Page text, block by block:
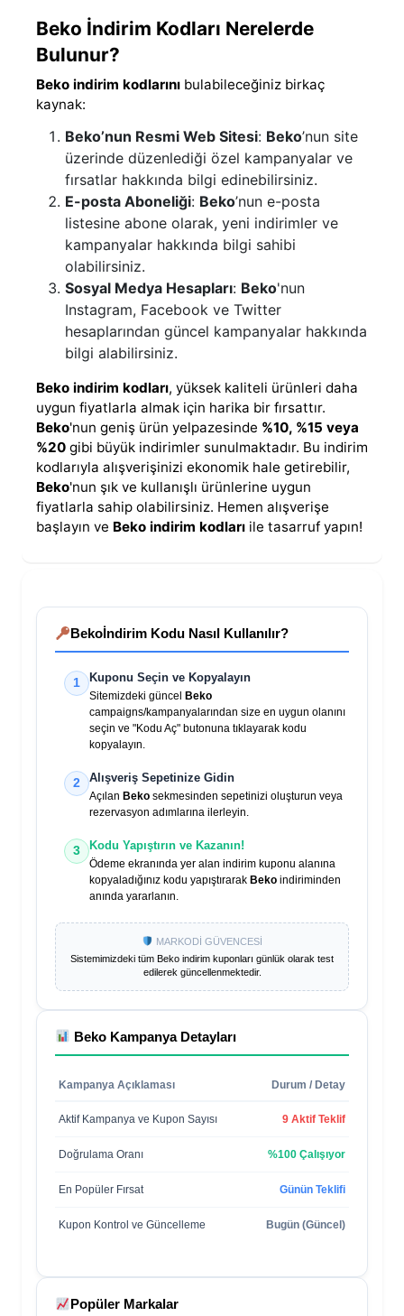
Beko İndirim Kodları Nerelerde
Bulunur?
Beko indirim kodlarını bulabileceğiniz birkaç
kaynak:
Beko’nun Resmi Web Sitesi: Beko’nun site
üzerinde düzenlediği özel kampanyalar ve
fırsatlar hakkında bilgi edinebilirsiniz.
E-posta Aboneliği: Beko’nun e-posta
listesine abone olarak, yeni indirimler ve
kampanyalar hakkında bilgi sahibi
olabilirsiniz.
Sosyal Medya Hesapları: Beko'nun
Instagram, Facebook ve Twitter
hesaplarından güncel kampanyalar hakkında
bilgi alabilirsiniz.
Beko indirim kodları, yüksek kaliteli ürünleri daha
uygun fiyatlarla almak için harika bir fırsattır.
Beko'nun geniş ürün yelpazesinde %10, %15 veya
%20 gibi büyük indirimler sunulmaktadır. Bu indirim
kodlarıyla alışverişinizi ekonomik hale getirebilir,
Beko'nun şık ve kullanışlı ürünlerine uygun
fiyatlarla sahip olabilirsiniz. Hemen alışverişe
başlayın ve Beko indirim kodları ile tasarruf yapın!
Bekoİndirim Kodu Nasıl Kullanılır?
1 Kuponu Seçin ve Kopyalayın
Sitemizdeki güncel Beko
campaigns/kampanyalarından size en uygun olanını
seçin ve "Kodu Aç" butonuna tıklayarak kodu
kopyalayın.
2 Alışveriş Sepetinize Gidin
Açılan Beko sekmesinden sepetinizi oluşturun veya
rezervasyon adımlarına ilerleyin.
3 Kodu Yapıştırın ve Kazanın!
Ödeme ekranında yer alan indirim kuponu alanına
kopyaladığınız kodu yapıştırarak Beko indiriminden
anında yararlanın.
MARKODİ GÜVENCESİ
Sistemimizdeki tüm Beko indirim kuponları günlük olarak test
edilerek güncellenmektedir.
Beko Kampanya Detayları
Kampanya Açıklaması Durum / Detay
Aktif Kampanya ve Kupon Sayısı 9 Aktif Teklif
Doğrulama Oranı %100 Çalışıyor
En Popüler Fırsat Günün Teklifi
Kupon Kontrol ve Güncelleme Bugün (Güncel)
Popüler Markalar